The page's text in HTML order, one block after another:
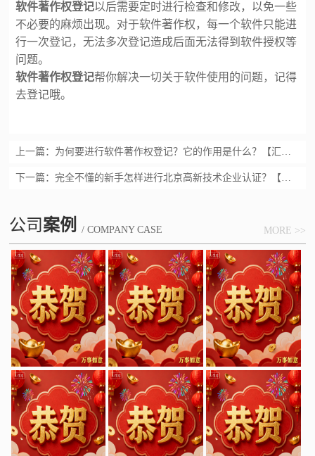
软件著作权登记以后需要定时进行检查和修改，以免一些
不必要的麻烦出现。对于软件著作权，每一个软件只能进
行一次登记，无法多次登记造成后面无法得到软件授权等
问题。
软件著作权登记帮你解决一切关于软件使用的问题，记得
去登记哦。
上一篇： 为何要进行软件著作权登记？它的作用是什么？【汇智兴泰】
下一篇： 完全不懂的新手怎样进行北京高新技术企业认证？【汇智兴泰】
公司案例 / COMPANY CASE MORE >>